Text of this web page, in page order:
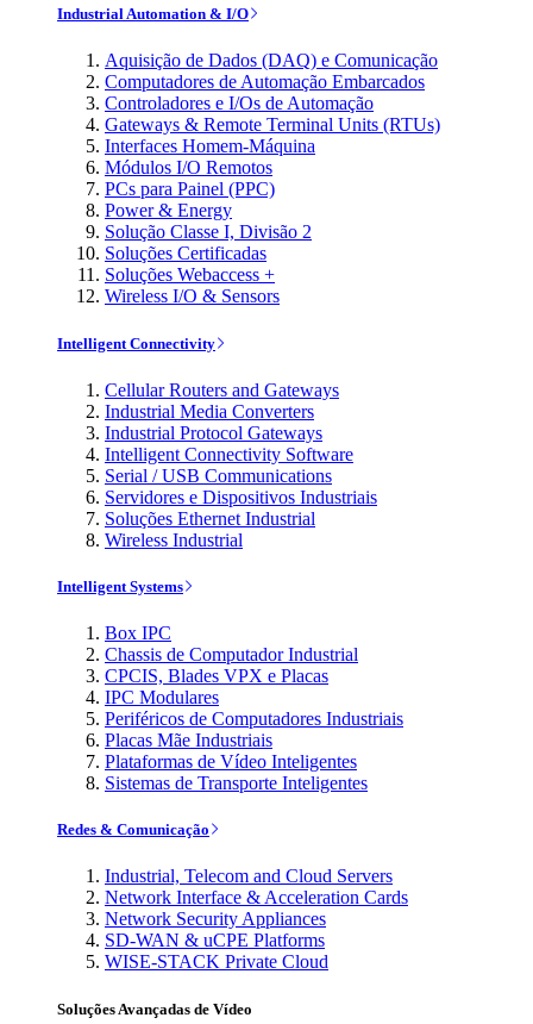
Industrial Automation & I/O
Aquisição de Dados (DAQ) e Comunicação
Computadores de Automação Embarcados
Controladores e I/Os de Automação
Gateways & Remote Terminal Units (RTUs)
Interfaces Homem-Máquina
Módulos I/O Remotos
PCs para Painel (PPC)
Power & Energy
Solução Classe I, Divisão 2
Soluções Certificadas
Soluções Webaccess +
Wireless I/O & Sensors
Intelligent Connectivity
Cellular Routers and Gateways
Industrial Media Converters
Industrial Protocol Gateways
Intelligent Connectivity Software
Serial / USB Communications
Servidores e Dispositivos Industriais
Soluções Ethernet Industrial
Wireless Industrial
Intelligent Systems
Box IPC
Chassis de Computador Industrial
CPCIS, Blades VPX e Placas
IPC Modulares
Periféricos de Computadores Industriais
Placas Mãe Industriais
Plataformas de Vídeo Inteligentes
Sistemas de Transporte Inteligentes
Redes & Comunicação
Industrial, Telecom and Cloud Servers
Network Interface & Acceleration Cards
Network Security Appliances
SD-WAN & uCPE Platforms
WISE-STACK Private Cloud
Soluções Avançadas de Vídeo